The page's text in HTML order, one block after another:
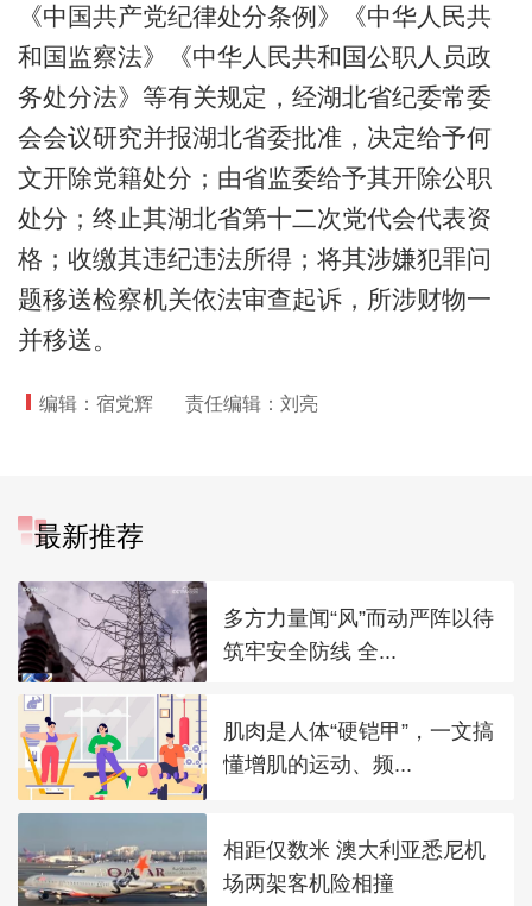
《中国共产党纪律处分条例》《中华人民共
和国监察法》《中华人民共和国公职人员政
务处分法》等有关规定，经湖北省纪委常委
会会议研究并报湖北省委批准，决定给予何
文开除党籍处分；由省监委给予其开除公职
处分；终止其湖北省第十二次党代会代表资
格；收缴其违纪违法所得；将其涉嫌犯罪问
题移送检察机关依法审查起诉，所涉财物一
并移送。
编辑：宿党辉 责任编辑：刘亮
最新推荐
多方力量闻“风”而动严阵以待
筑牢安全防线 全...
肌肉是人体“硬铠甲”，一文搞
懂增肌的运动、频...
相距仅数米 澳大利亚悉尼机
场两架客机险相撞